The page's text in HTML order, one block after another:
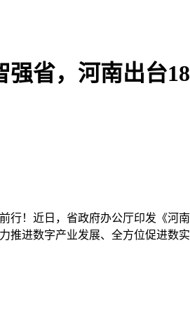
强省，河南出台
行！近日，省政府办公厅印发《
推进数字产业发展、全方位促进数